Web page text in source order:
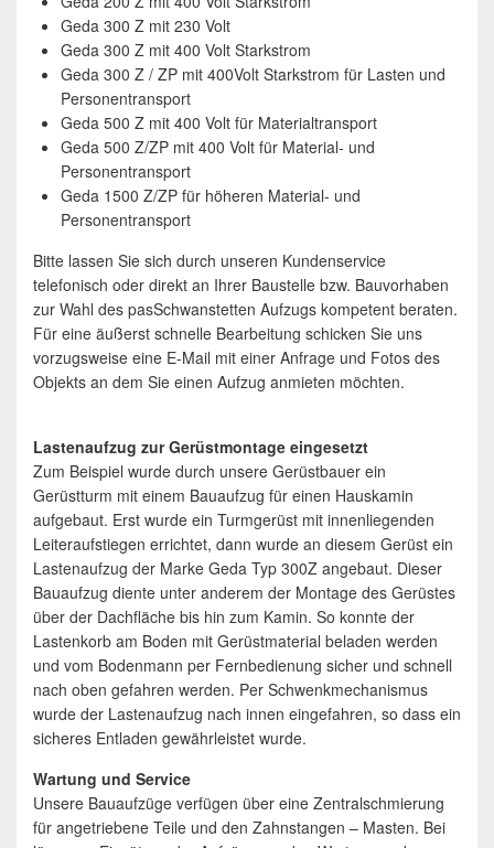
Geda 300 Z mit 230 Volt
Geda 300 Z mit 400 Volt Starkstrom
Geda 300 Z / ZP mit 400Volt Starkstrom für Lasten und
Personentransport
Geda 500 Z mit 400 Volt für Materialtransport
Geda 500 Z/ZP mit 400 Volt für Material- und
Personentransport
Geda 1500 Z/ZP für höheren Material- und
Personentransport
Bitte lassen Sie sich durch unseren Kundenservice
telefonisch oder direkt an Ihrer Baustelle bzw. Bauvorhaben
zur Wahl des pasSchwanstetten Aufzugs kompetent beraten.
Für eine äußerst schnelle Bearbeitung schicken Sie uns
vorzugsweise eine E-Mail mit einer Anfrage und Fotos des
Objekts an dem Sie einen Aufzug anmieten möchten.
Lastenaufzug zur Gerüstmontage eingesetzt
Zum Beispiel wurde durch unsere Gerüstbauer ein
Gerüstturm mit einem Bauaufzug für einen Hauskamin
aufgebaut. Erst wurde ein Turmgerüst mit innenliegenden
Leiteraufstiegen errichtet, dann wurde an diesem Gerüst ein
Lastenaufzug der Marke Geda Typ 300Z angebaut. Dieser
Bauaufzug diente unter anderem der Montage des Gerüstes
über der Dachfläche bis hin zum Kamin. So konnte der
Lastenkorb am Boden mit Gerüstmaterial beladen werden
und vom Bodenmann per Fernbedienung sicher und schnell
nach oben gefahren werden. Per Schwenkmechanismus
wurde der Lastenaufzug nach innen eingefahren, so dass ein
sicheres Entladen gewährleistet wurde.
Wartung und Service
Unsere Bauaufzüge verfügen über eine Zentralschmierung
für angetriebene Teile und den Zahnstangen – Masten. Bei